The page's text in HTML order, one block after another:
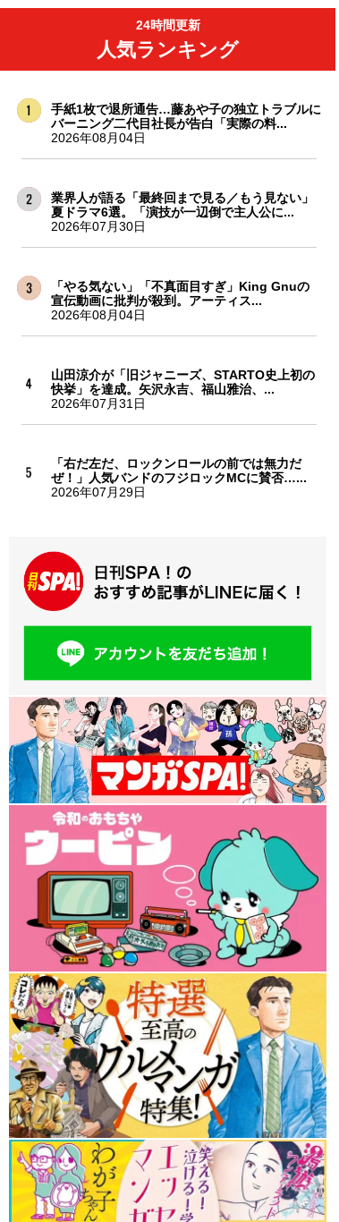
24時間更新
人気ランキング
手紙1枚で退所通告…藤あや子の独立トラブルに
バーニング二代目社長が告白「実際の料...
2026年08月04日
業界人が語る「最終回まで見る／もう見ない」
夏ドラマ6選。「演技が一辺倒で主人公に...
2026年07月30日
「やる気ない」「不真面目すぎ」King Gnuの
宣伝動画に批判が殺到。アーティス...
2026年08月04日
山田涼介が「旧ジャニーズ、STARTO史上初の
快挙」を達成。矢沢永吉、福山雅治、...
2026年07月31日
「右だ左だ、ロックンロールの前では無力だ
ぜ！」人気バンドのフジロックMCに賛否…...
2026年07月29日